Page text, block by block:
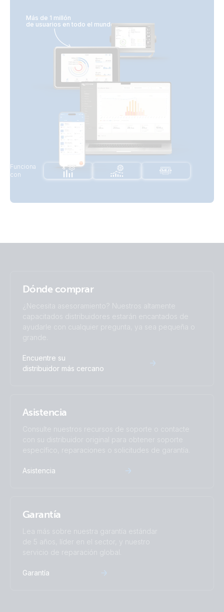
Más de 1 millón
de usuarios en todo el mundo
Funciona
con
Dónde comprar
¿Necesita asesoramiento? Nuestros altamente
capacitados distribuidores estarán encantados de
ayudarle con cualquier pregunta, ya sea pequeña o
grande.
Encuentre su
distribuidor más cercano
Asistencia
Consulte nuestros recursos de soporte o contacte
con su distribuidor original para obtener soporte
específico, reparaciones o solicitudes de garantía.
Asistencia
Garantía
Lea más sobre nuestra garantía estándar
de 5 años, líder en el sector, y nuestro
servicio de reparación global.
Garantía